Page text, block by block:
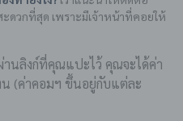
ดวกที่สุด เพราะมีเจ้าหน้าที่คอยให้
นลิงก์ที่คุณแปะไว้ คุณจะได้ค่า
(ค่าคอมฯ ขึ้นอยู่กับแต่ละ